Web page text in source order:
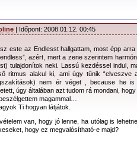
| Időpont: 2008.01.12. 00:45
este az Endlesst hallgattam, most épp
azért, mert a zene szerintem
tulajdonítok neki. Lassú kezdéssel indul,
ritmus alakul ki, ami úgy tűnik “elveszve
nem ér véget , because he is
úgy általában azt tudom rá mondani,
magammal…
Ti hogyan látjátok.
van, hogy jó lenne, ha utólag is
hogy ez megvalósítható-e majd?